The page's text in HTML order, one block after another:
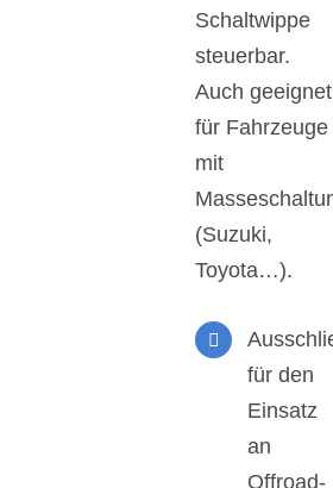
Schaltwippe
steuerbar.
Auch geeignet
für Fahrzeuge
mit
(Suzuki,
Toyota…).
für den
Einsatz
an
Offroad-